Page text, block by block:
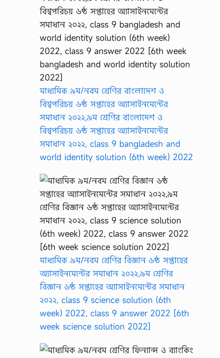
মাধ্যমিক ৯ম/নবম শ্রেণির বাংলাদেশ ও
বিশ্বপরিচয় ৬ষ্ঠ সপ্তাহের অ্যাসাইনমেন্টের
সমাধান ২০২২,৯ম শ্রেণির বাংলাদেশ ও
বিশ্বপরিচয় ৬ষ্ঠ সপ্তাহের অ্যাসাইনমেন্টের
সমাধান ২০২২, class 9 bangladesh and
world identity solution (6th week) 2022
মাধ্যমিক ৯ম/নবম শ্রেণির বিজ্ঞান ৬ষ্ঠ সপ্তাহের
অ্যাসাইনমেন্টের সমাধান ২০২২,৯ম শ্রেণির
বিজ্ঞান ৬ষ্ঠ সপ্তাহের অ্যাসাইনমেন্টের সমাধান
২০২২, class 9 science solution (6th
week) 2022, class 9 answer 2022 [6th
week science solution 2022]